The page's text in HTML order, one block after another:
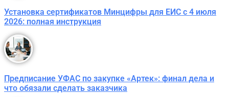
Установка сертификатов Минцифры для ЕИС с 4 июля
2026: полная инструкция
Предписание УФАС по закупке «Артек»: финал дела и
что обязали сделать заказчика